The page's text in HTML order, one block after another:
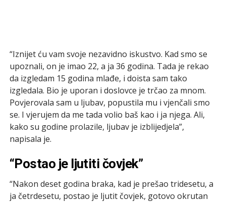
“Iznijet ću vam svoje nezavidno iskustvo. Kad smo se
upoznali, on je imao 22, a ja 36 godina. Tada je rekao
da izgledam 15 godina mlađe, i doista sam tako
izgledala. Bio je uporan i doslovce je trčao za mnom.
Povjerovala sam u ljubav, popustila mu i vjenčali smo
se. I vjerujem da me tada volio baš kao i ja njega. Ali,
kako su godine prolazile, ljubav je izblijedjela”,
napisala je.
“Postao je ljutiti čovjek”
“Nakon deset godina braka, kad je prešao tridesetu, a
ja četrdesetu, postao je ljutit čovjek, gotovo okrutan